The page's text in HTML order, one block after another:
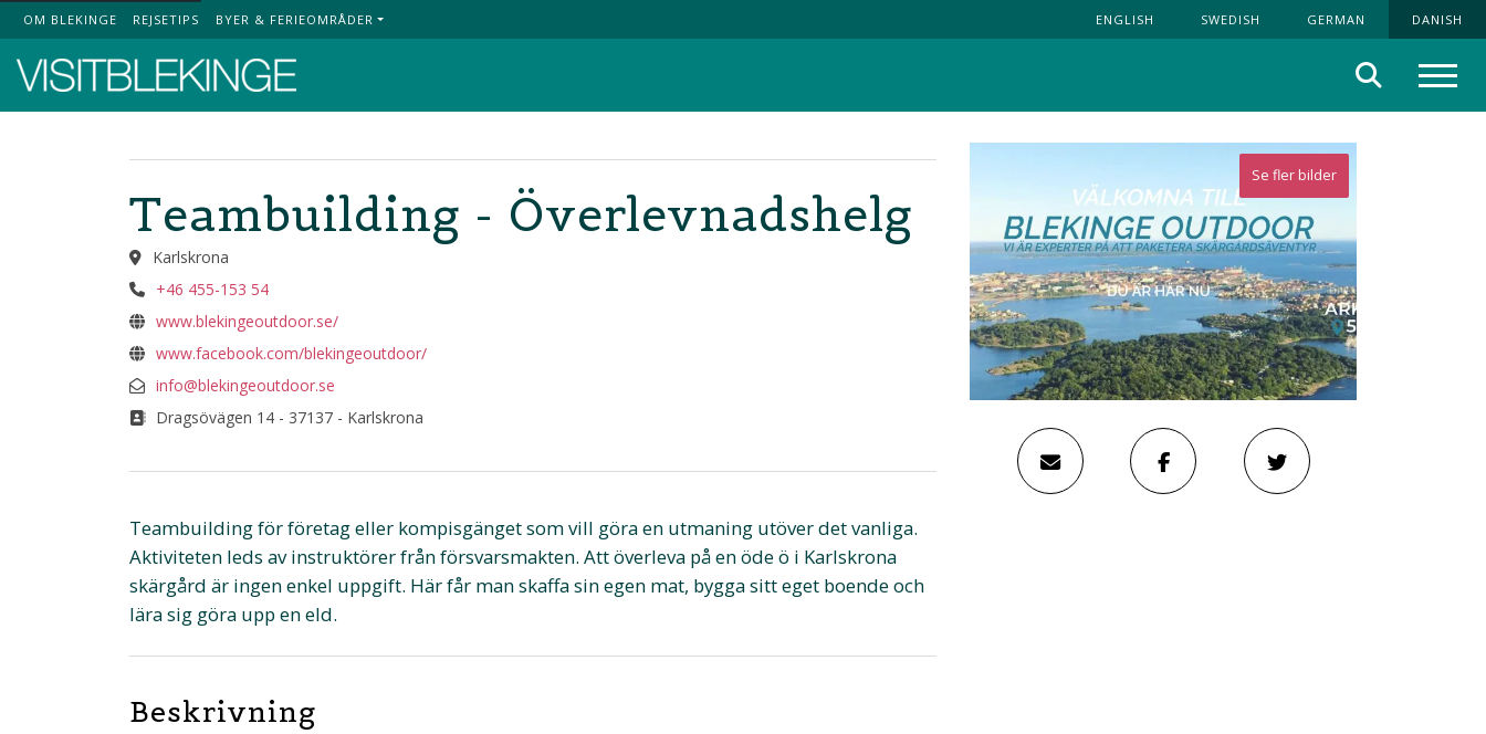
Top Menu
OM BLEKINGE REJSETIPS BYER & FERIEOMRÅDER ENGLISH SWEDISH GERMAN DANISH
Søg
Se fler bilder
Teambuilding - Överlevnadshelg
Karlskrona
+46 455-153 54
www.blekingeoutdoor.se/
www.facebook.com/blekingeoutdoor/
info@blekingeoutdoor.se
Dragsövägen 14 - 37137 - Karlskrona
Teambuilding för företag eller kompisgänget som vill göra en utmaning utöver det vanliga.
Aktiviteten leds av instruktörer från försvarsmakten. Att överleva på en öde ö i Karlskrona
skärgård är ingen enkel uppgift. Här får man skaffa sin egen mat, bygga sitt eget boende och
lära sig göra upp en eld.
Beskrivning